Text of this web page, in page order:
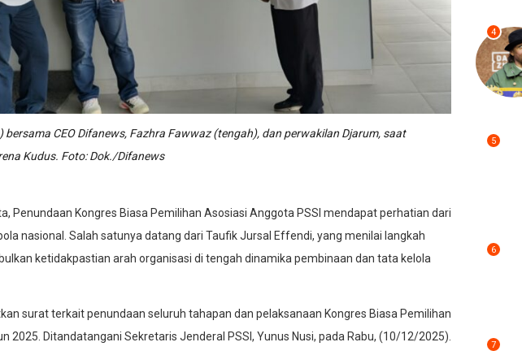
bersama CEO Difanews, Fazhra Fawwaz (tengah), dan perwakilan Djarum, saat
Kudus. Foto: Dok./Difanews
Penundaan Kongres Biasa Pemilihan Asosiasi Anggota PSSI mendapat perhatian dari
nasional. Salah satunya datang dari Taufik Jursal Effendi, yang menilai langkah
ketidakpastian arah organisasi di tengah dinamika pembinaan dan tata kelola
surat terkait penundaan seluruh tahapan dan pelaksanaan Kongres Biasa Pemilihan
2025. Ditandatangani Sekretaris Jenderal PSSI, Yunus Nusi, pada Rabu, (10/12/2025).
4
5
6
7